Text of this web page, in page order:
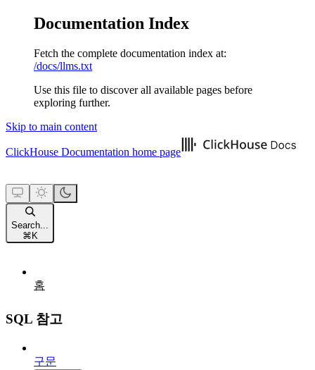
Documentation Index
Fetch the complete documentation index at:
/docs/llms.txt
Use this file to discover all available pages before
exploring further.
Skip to main content
ClickHouse Documentation home page
Search...
⌘ K
홈
SQL 참고
구문